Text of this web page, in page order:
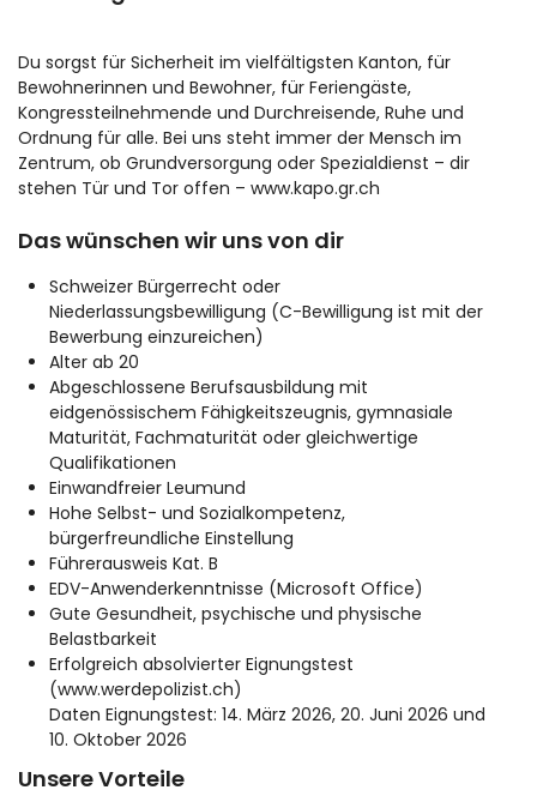
Du sorgst für Sicherheit im vielfältigsten Kanton, für
Bewohnerinnen und Bewohner, für Feriengäste,
Kongressteilnehmende und Durchreisende, Ruhe und
Ordnung für alle. Bei uns steht immer der Mensch im
Zentrum, ob Grundversorgung oder Spezialdienst – dir
stehen Tür und Tor offen – www.kapo.gr.ch
Das wünschen wir uns von dir
Schweizer Bürgerrecht oder
Niederlassungsbewilligung (C-Bewilligung ist mit der
Bewerbung einzureichen)
Alter ab 20
Abgeschlossene Berufsausbildung mit
eidgenössischem Fähigkeitszeugnis, gymnasiale
Maturität, Fachmaturität oder gleichwertige
Qualifikationen
Einwandfreier Leumund
Hohe Selbst- und Sozialkompetenz,
bürgerfreundliche Einstellung
Führerausweis Kat. B
EDV-Anwenderkenntnisse (Microsoft Office)
Gute Gesundheit, psychische und physische
Belastbarkeit
Erfolgreich absolvierter Eignungstest
(www.werdepolizist.ch)
Daten Eignungstest: 14. März 2026, 20. Juni 2026 und
10. Oktober 2026
Unsere Vorteile